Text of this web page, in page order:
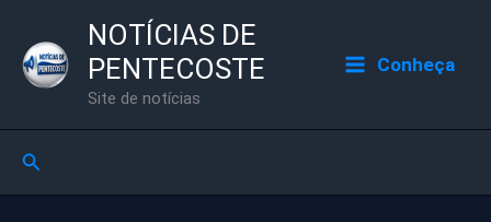
para
NOTÍCIAS DE
PENTECOSTE
Site de notícias
Conheça
Pesquisar